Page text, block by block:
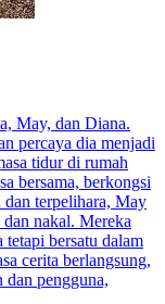
May, dan Diana.
percaya dia menjadi
tidur di rumah
bersama, berkongsi
dan terpelihara, May
nakal. Mereka
tetapi bersatu dalam
cerita berlangsung,
dan pengguna,